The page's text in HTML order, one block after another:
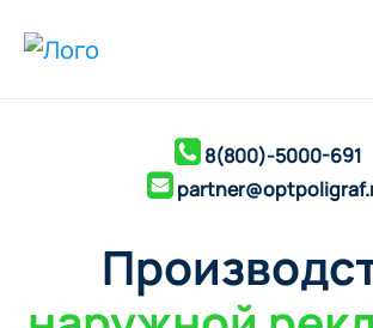
8(800)-5000-691